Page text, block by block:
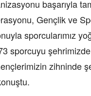
başarıyla
Gençlik ve
sporcularımız
sporcuyu
zihninde